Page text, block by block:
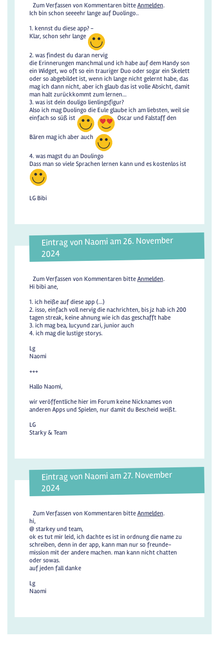
Zum Verfassen von Kommentaren bitteAnmelden.
Ich bin schon seeeehr lange auf Duolingo..
1. kennst du diese app? -
Klar, schon sehr lange
2. was findest du daran nervig
die Erinnerungen manchmal und ich habe auf dem Handy son
ein Widget, wo oft so ein trauriger Duo oder sogar ein Skelett
oder so abgebildet ist, wenn ich lange nicht gelernt habe, das
mag ich dann nicht, aber ich glaub das ist volle Absicht, damit
man halt zurückkommt zum lernen...
3. was ist dein douligo lienlingsfigur?
Also ich mag Duolingo die Eule glaube ich am liebsten, weil sie
einfach so süß ist
Oscar und Falstaff den
Bären mag ich aber auch
4. was magst du an Doulingo
Dass man so viele Sprachen lernen kann und es kostenlos ist
LG Bibi
Eintrag von Naomi am 26. November
2024
Zum Verfassen von Kommentaren bitteAnmelden.
Hi bibi ane,
1. ich heiße auf diese app (...)
2. isso, einfach voll nervig die nachrichten, bis jz hab ich 200
tagen streak, keine ahnung wie ich das geschafft habe
3. ich mag bea, lucyund zari, junior auch
4. ich mag die lustige storys.
Lg
Naomi
+++
Hallo Naomi,
wir veröffentliche hier im Forum keine Nicknames von
anderen Apps und Spielen, nur damit du Bescheid weißt.
LG
Starky & Team
Eintrag von Naomi am 27. November
2024
Zum Verfassen von Kommentaren bitteAnmelden.
hi,
@ starkey und team,
ok es tut mir leid, ich dachte es ist in ordnung die name zu
schreiben, denn in der app, kann man nur so freunde-
mission mit der andere machen. man kann nicht chatten
oder sowas.
auf jeden fall danke
Lg
Naomi